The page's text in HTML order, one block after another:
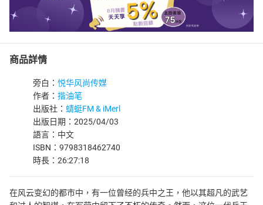
商品詳情
旁白： 悦华风尚传媒
作者： 揩油笔
出版社： 蜻蜓FM & iMerl
出版日期：2025/04/03
語言：中文
ISBN：9798318462740
時長：26:27:18
在风云变幻的都市中，有一位曾经的兵中之王，他以其超凡的武艺